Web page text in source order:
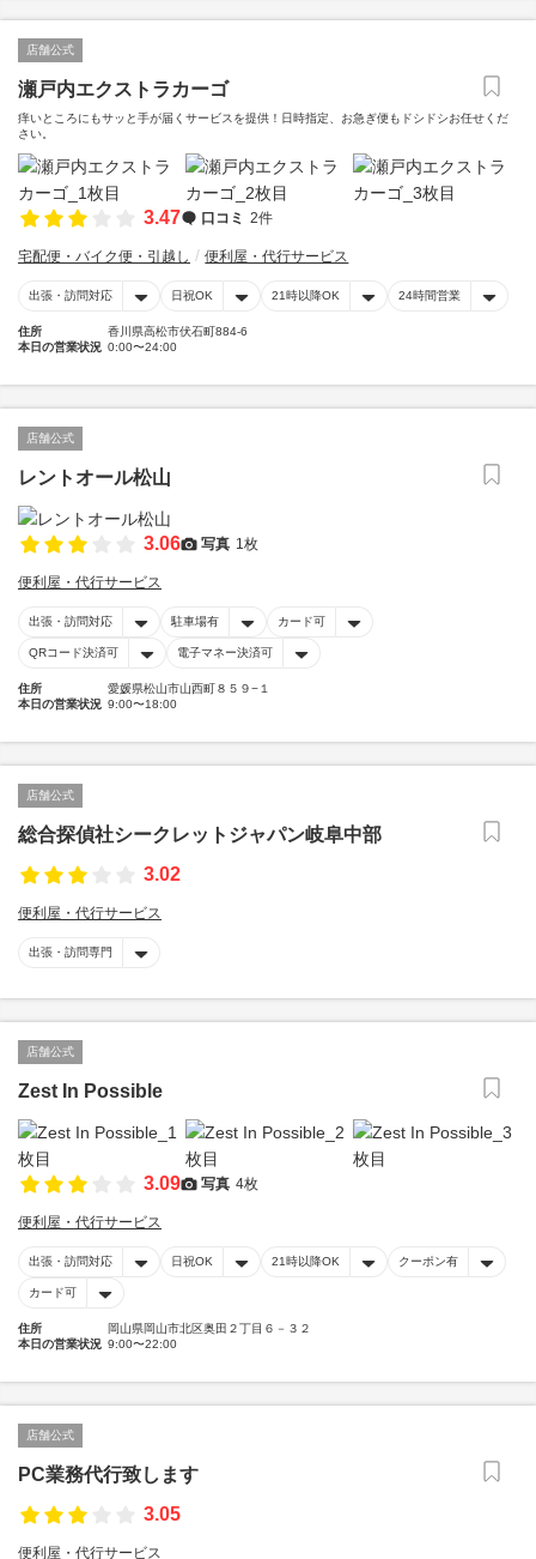
店舗公式
瀬戸内エクストラカーゴ
痒いところにもサッと手が届くサービスを提供！日時指定、お急ぎ便もドシドシお任せくだ
さい。
3.47 口コミ 2件
宅配便・バイク便・引越し 便利屋・代行サービス
出張・訪問対応 日祝OK 21時以降OK 24時間営業
住所
香川県高松市伏石町884-6
本日の営業状況 0:00〜24:00
店舗公式
レントオール松山
3.06 写真 1枚
便利屋・代行サービス
出張・訪問対応 駐車場有 カード可
QRコード決済可 電子マネー決済可
住所
愛媛県松山市山西町８５９−１
本日の営業状況 9:00〜18:00
店舗公式
総合探偵社シークレットジャパン岐阜中部
3.02
便利屋・代行サービス
出張・訪問専門
店舗公式
Zest In Possible
3.09 写真 4枚
便利屋・代行サービス
出張・訪問対応 日祝OK 21時以降OK クーポン有
カード可
住所
岡山県岡山市北区奥田２丁目６－３２
本日の営業状況 9:00〜22:00
店舗公式
PC業務代行致します
3.05
便利屋・代行サービス